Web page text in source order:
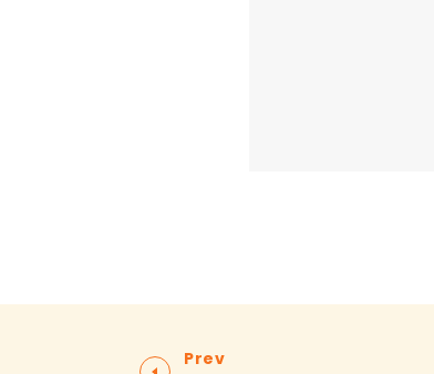
Prev